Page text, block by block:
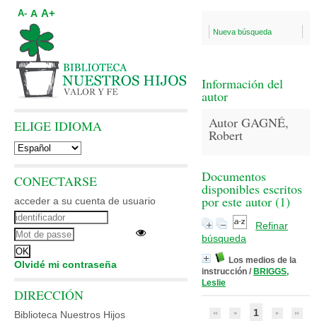
Nueva búsqueda
Información del
autor
Autor GAGNÉ,
Robert
Documentos
disponibles escritos
por este autor (1)
Refinar
búsqueda
Los medios de la
instrucción / BRIGGS,
Leslie
1
A- A A+
ELIGE IDIOMA
CONECTARSE
acceder a su cuenta de usuario
Olvidé mi contraseña
DIRECCIÓN
Biblioteca Nuestros Hijos